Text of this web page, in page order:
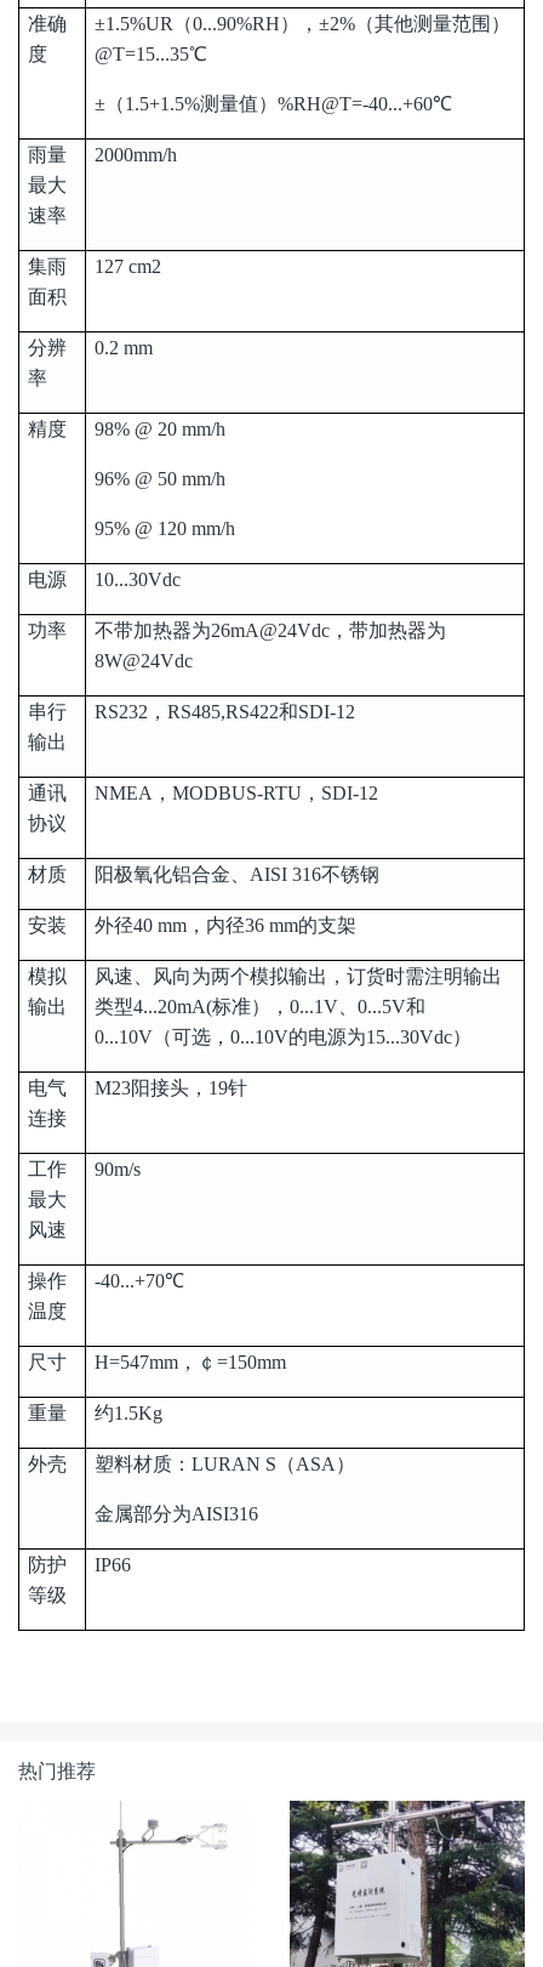
准确
度
±1.5%UR（0...90%RH），±2%（其他测量范围）
@T=15...35℃
±（1.5+1.5%测量值）%RH@T=-40...+60℃
雨量
最大
速率
2000mm/h
集雨
面积
127 cm2
分辨
率
0.2 mm
精度 98% @ 20 mm/h
96% @ 50 mm/h
95% @ 120 mm/h
电源 10...30Vdc
功率
不带加热器为26mA@24Vdc，带加热器为
8W@24Vdc
串行
输出
RS232，RS485,RS422和SDI-12
通讯
协议
NMEA，MODBUS-RTU，SDI-12
材质 阳极氧化铝合金、AISI 316不锈钢
安装 外径40 mm，内径36 mm的支架
模拟
输出
风速、风向为两个模拟输出，订货时需注明输出
类型4...20mA(标准），0...1V、0...5V和
0...10V（可选，0...10V的电源为15...30Vdc）
电气
连接
M23阳接头，19针
工作
最大
风速
90m/s
操作
温度
-40...+70℃
尺寸 H=547mm，￠=150mm
重量 约1.5Kg
外壳 塑料材质：LURAN S（ASA）
金属部分为AISI316
防护
等级
IP66
热门推荐